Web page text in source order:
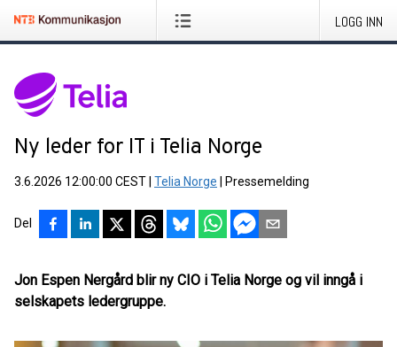
LOGG INN
Ny leder for IT i Telia Norge
3.6.2026 12:00:00 CEST Telia Norge Pressemelding
Del
Jon Espen Nergård blir ny CIO i Telia Norge og vil inngå i
selskapets ledergruppe.